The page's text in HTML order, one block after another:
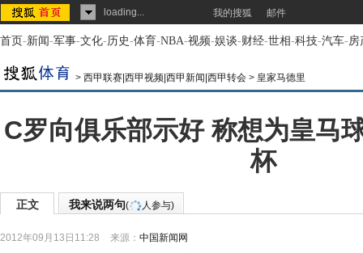
loading... 我的搜狐 邮件
首页-新闻-军事-文化-历史-体育-NBA-视频-娱谈-财经-世相-科技-汽车-房
> 西甲联赛|西甲视频|西甲新闻|西甲转会 > 皇家马德里
C罗向俱乐部示好 称想为皇马
杯
正文 我来说两句( 人参与)
2012年09月13日11:28 来源： 中国新闻网